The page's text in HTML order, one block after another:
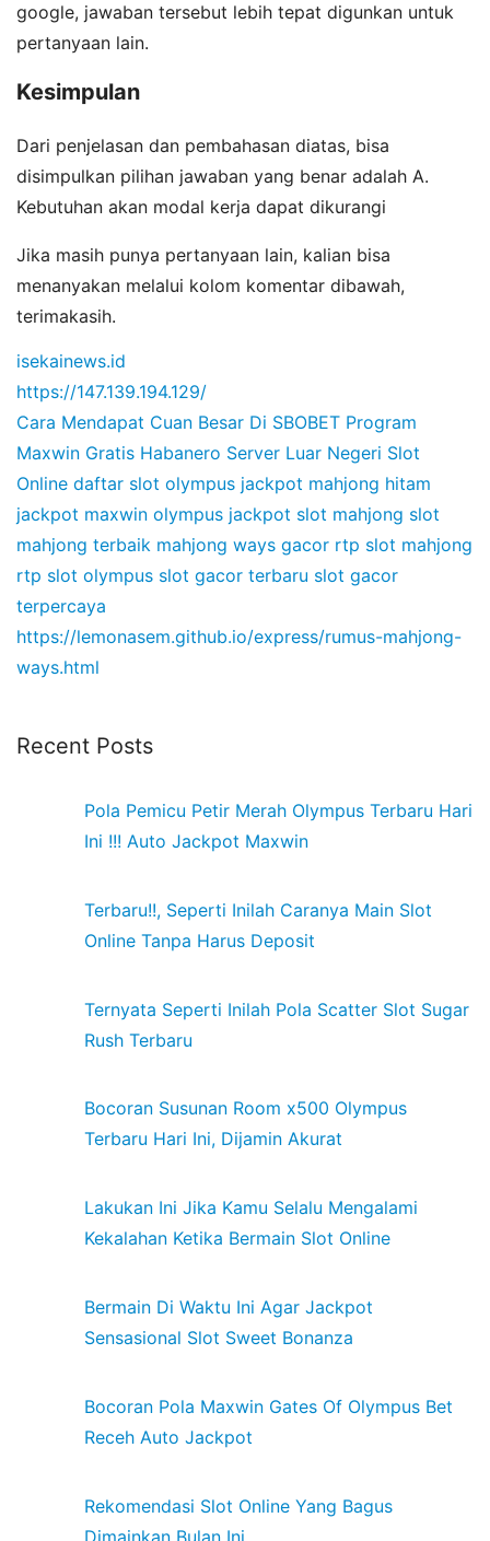
google, jawaban tersebut lebih tepat digunkan untuk
pertanyaan lain.
Kesimpulan
Dari penjelasan dan pembahasan diatas, bisa
disimpulkan pilihan jawaban yang benar adalah A.
Kebutuhan akan modal kerja dapat dikurangi
Jika masih punya pertanyaan lain, kalian bisa
menanyakan melalui kolom komentar dibawah,
terimakasih.
isekainews.id
https://147.139.194.129/
Cara Mendapat Cuan Besar Di SBOBET Program
Maxwin Gratis Habanero Server Luar Negeri Slot
Online daftar slot olympus jackpot mahjong hitam
jackpot maxwin olympus jackpot slot mahjong slot
mahjong terbaik mahjong ways gacor rtp slot mahjong
rtp slot olympus slot gacor terbaru slot gacor
terpercaya
https://lemonasem.github.io/express/rumus-mahjong-
ways.html
Recent Posts
Pola Pemicu Petir Merah Olympus Terbaru Hari
Ini !!! Auto Jackpot Maxwin
Terbaru!!, Seperti Inilah Caranya Main Slot
Online Tanpa Harus Deposit
Ternyata Seperti Inilah Pola Scatter Slot Sugar
Rush Terbaru
Bocoran Susunan Room x500 Olympus
Terbaru Hari Ini, Dijamin Akurat
Lakukan Ini Jika Kamu Selalu Mengalami
Kekalahan Ketika Bermain Slot Online
Bermain Di Waktu Ini Agar Jackpot
Sensasional Slot Sweet Bonanza
Bocoran Pola Maxwin Gates Of Olympus Bet
Receh Auto Jackpot
Rekomendasi Slot Online Yang Bagus
Dimainkan Bulan Ini